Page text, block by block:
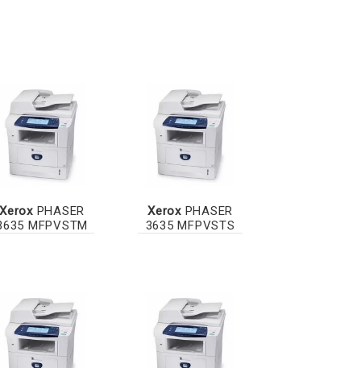
XeroxPHASER
MFPVSTM
XeroxPHASER
3635 MFPVSTS